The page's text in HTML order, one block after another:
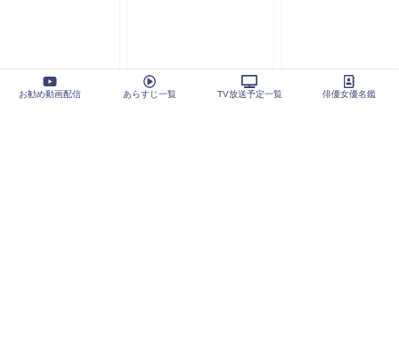
お勧め動画配信 あらすじ一覧 TV放送予定一覧 俳優女優名鑑